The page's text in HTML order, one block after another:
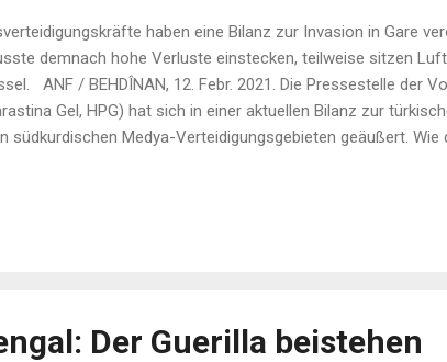
haben eine Bilanz zur Invasion in Gare
demnach hohe Verluste einstecken, teilweise sitzen
ANF / BEHDÎNAN, 12. Febr. 2021. Die Pressestelle der
Gel, HPG) hat sich in einer aktuellen Bilanz zur
südkurdischen Medya-Verteidigungsgebieten geäußert. Wie
Bombardierungen durch die türkische Luftwaffe. „Zu
Der Guerilla beistehen